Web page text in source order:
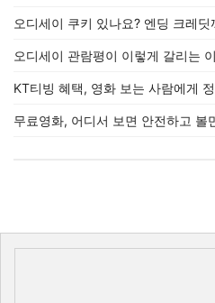
오디세이 쿠키 있나요? 엔딩 크레
오디세이 관람평이 이렇게 갈리는
KT티빙 혜택, 영화 보는 사람에게
무료영화, 어디서 보면 안전하고 볼